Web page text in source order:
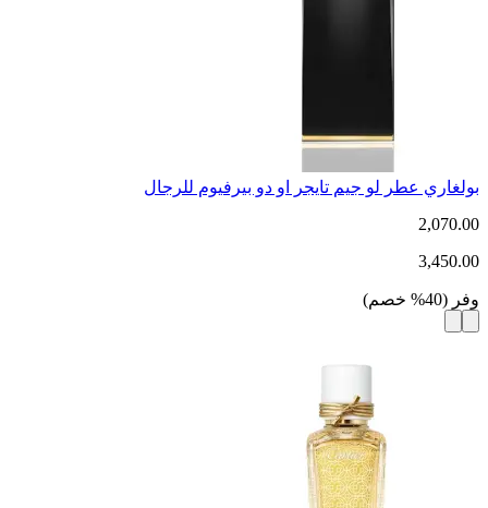
بولغاري عطر لو جيم تايجر او دو بيرفيوم للرجال
2,070.00
3,450.00
وفر (
40
% خصم)